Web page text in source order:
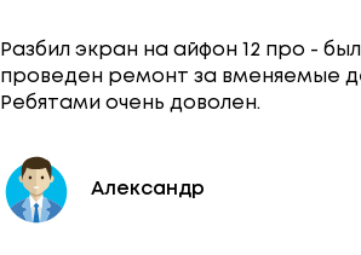
Разбил экран на айфон 12 про - был
проведен ремонт за вменяемые
Ребятами очень доволен.
Александр